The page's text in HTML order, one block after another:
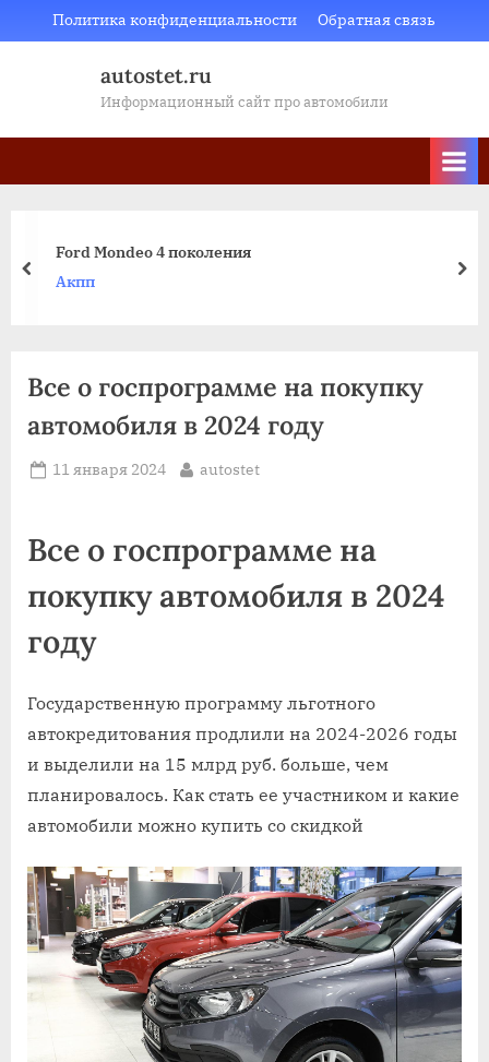
to
Политика конфиденциальности Обратная связь
autostet.ru
Информационный сайт про автомобили
пред
Все о госпрограмме на покупку
автомобиля в 2024 году
Posted
11 января 2024 By
autostet
Все о госпрограмме на
покупку автомобиля в 2024
году
Государственную программу льготного
автокредитования продлили на 2024-2026 годы
и выделили на 15 млрд руб. больше, чем
планировалось. Как стать ее участником и какие
автомобили можно купить со скидкой